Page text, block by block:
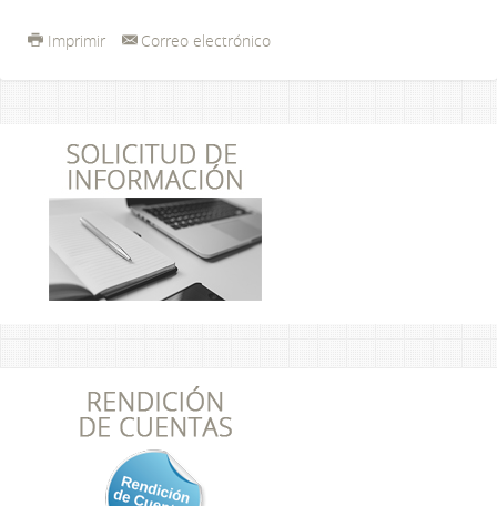
Imprimir Correo electrónico